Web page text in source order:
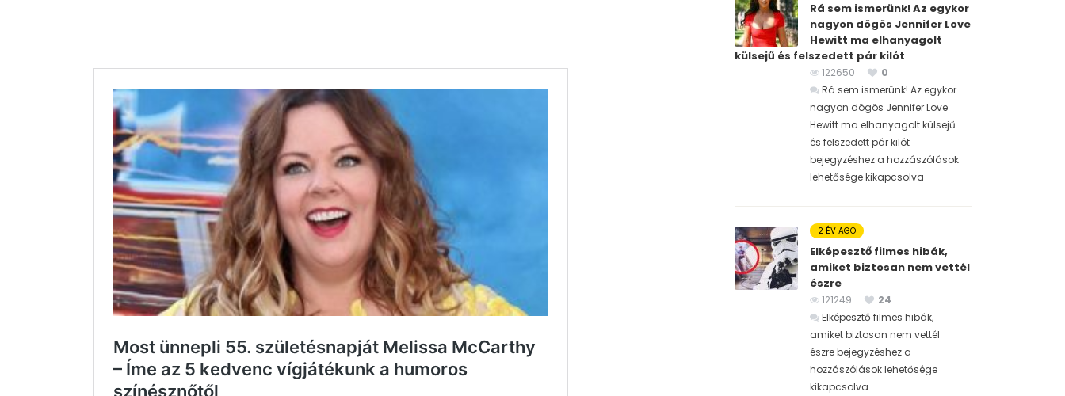
Rá sem ismerünk! Az egykor
nagyon dögös Jennifer Love
Hewitt ma elhanyagolt
külsejű és felszedett pár kilót
122650
0
Rá sem ismerünk! Az egykor
nagyon dögös Jennifer Love
Hewitt ma elhanyagolt külsejű
és felszedett pár kilót
bejegyzéshez a hozzászólások
lehetősége kikapcsolva
2 ÉV AGO
Elképesztő filmes hibák,
amiket biztosan nem vettél
észre
121249
24
Elképesztő filmes hibák,
amiket biztosan nem vettél
észre bejegyzéshez a
hozzászólások lehetősége
kikapcsolva